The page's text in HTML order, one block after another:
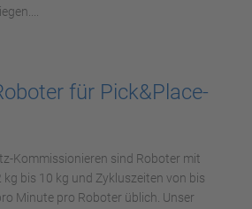
für Pick&Place-
Kommissionieren sind Roboter mit
kg bis 10 kg und Zykluszeiten von bis
Minute pro Roboter üblich. Unser